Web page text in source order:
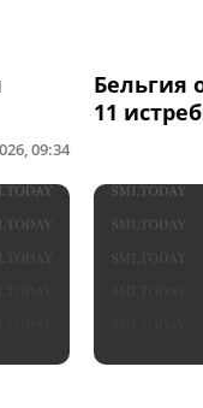
09:34
Бельгия
11